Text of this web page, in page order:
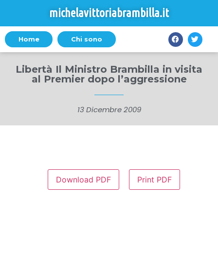
michelavittoriabrambilla.it
Home Chi sono
Libertà Il Ministro Brambilla in visita
al Premier dopo l’aggressione
13 Dicembre 2009
Download PDF Print PDF